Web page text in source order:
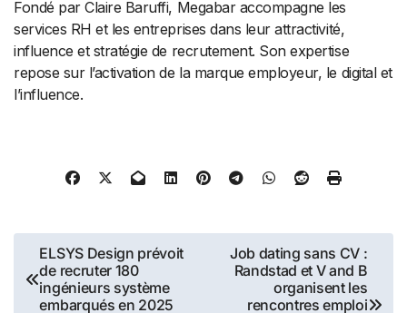
Fondé par Claire Baruffi, Megabar accompagne les
services RH et les entreprises dans leur attractivité,
influence et stratégie de recrutement. Son expertise
repose sur l’activation de la marque employeur, le digital et
l’influence.
Navigation
de
ELSYS Design prévoit
de recruter 180
ingénieurs système
embarqués en 2025
Job dating sans CV :
Randstad et V and B
organisent les
rencontres emploi